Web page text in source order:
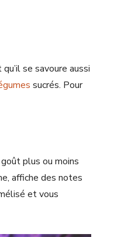
se savoure aussi
sucrés. Pour
plus ou moins
affiche des notes
et vous